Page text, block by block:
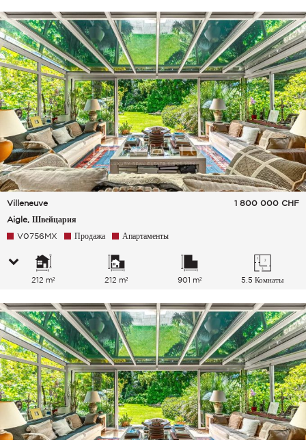
Villeneuve
Aigle, Швейцария
1 800 000 CHF
V0756MX Продажа Апартаменты
212 m² 212 m² 901 m² 5.5 Комнаты